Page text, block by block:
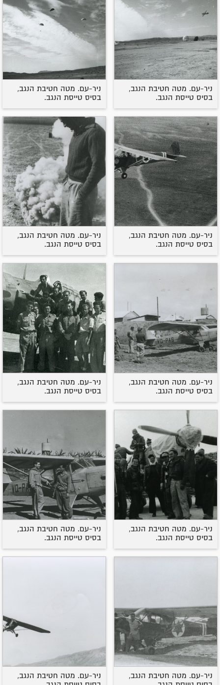
ניר-עם. מטה חטיבת הנגב,
בסיס טייסת הנגב.
ניר-עם. מטה חטיבת הנגב,
בסיס טייסת הנגב.
ניר-עם. מטה חטיבת הנגב,
בסיס טייסת הנגב.
ניר-עם. מטה חטיבת הנגב,
בסיס טייסת הנגב.
ניר-עם. מטה חטיבת הנגב,
בסיס טייסת הנגב.
ניר-עם. מטה חטיבת הנגב,
בסיס טייסת הנגב.
ניר-עם. מטה חטיבת הנגב,
בסיס טייסת הנגב.
ניר-עם. מטה חטיבת הנגב,
בסיס טייסת הנגב.
ניר-עם. מטה חטיבת הנגב,
ניר-עם. מטה חטיבת הנגב,